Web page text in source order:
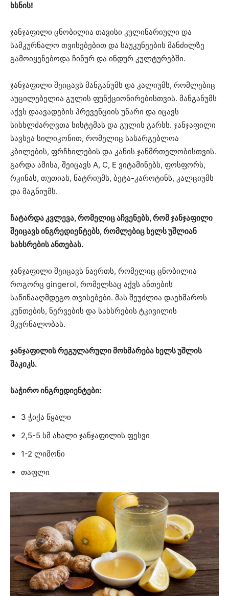
ხსნის!
ჯანჯაფილი ცნობილია თავისი კულინარიული და
სამკურნალო თვისებებით და საუკუნეების მანძილზე
გამოიყენებოდა ჩინურ და ინდურ კულტურებში.
ჯანჯაფილი შეიცავს მანგანუმს და კალიუმს, რომლებიც
აუცილებელია გულის ფუნქციონირებისთვის. მანგანუმს
აქვს დაავადების პრევენციის უნარი და იცავს
სისხლძარღვთა სისტემას და გულის გარსს. ჯანჯაფილი
სავსეა სილიკონით, რომელიც სასარგებლოა
კბილების, ფრჩხილების და კანის ჯანმრთელობისთვის.
გარდა ამისა, შეიცავს A, C, E ვიტამინებს, ფოსფორს,
რკინას, თუთიას, ნატრიუმს, ბეტა-კაროტინს, კალციუმს
და მაგნიუმს.
ჩატარდა კვლევა, რომელიც აჩვენებს, რომ ჯანჯაფილი
შეიცავს ინგრედიენტებს, რომლებიც ხელს უშლიან
სახსრების ანთებას.
ჯანჯაფილი შეიცავს ნაერთს, რომელიც ცნობილია
როგორც gingerol, რომელსაც აქვს ანთების
საწინააღმდეგო თვისებები. მას შეუძლია დაეხმაროს
კუნთების, ნერვების და სახსრების ტკივილის
მკურნალობას.
ჯანჯაფილის რეგულარული მოხმარება ხელს უშლის
შაკიკს.
საჭირო ინგრედიენტები:
3 ჭიქა წყალი
2,5-5 სმ ახალი ჯანჯაფილის ფესვი
1-2 ლიმონი
თაფლი